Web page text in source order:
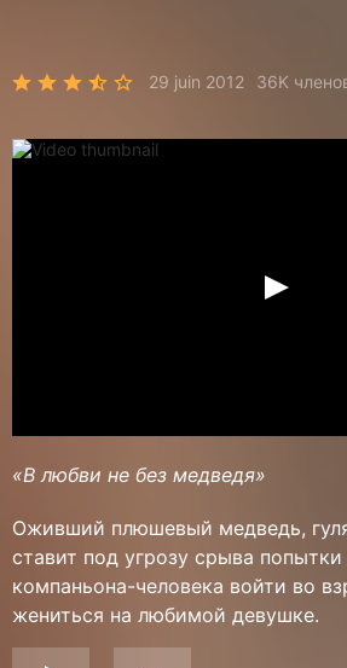
29 juin 2012 36K
«В любви не без медведя»
Оживший плюшевый медведь,
ставит под угрозу срыва попытки
компаньона-человека войти во
жениться на любимой девушке.